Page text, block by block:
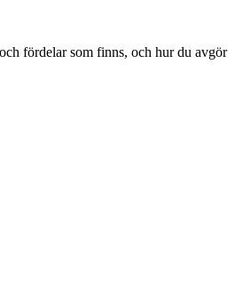
fördelar som finns, och hur du avgör